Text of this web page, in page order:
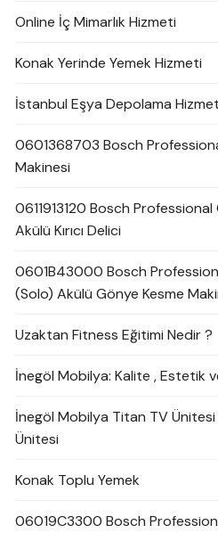
Online İç Mimarlık Hizmeti
Konak Yerinde Yemek Hizmeti
İstanbul Eşya Depolama
0601368703 Bosch
Makinesi
0611913120 Bosch
Akülü Kırıcı Delici
0601B43000 Bosch
(Solo) Akülü Gönye Kesme
Uzaktan Fitness Eğitimi Nedir ?
İnegöl Mobilya: Kalite , Estetik
İnegöl Mobilya Titan TV Ünitesi
Ünitesi
Konak Toplu Yemek
06019C3300 Bosch